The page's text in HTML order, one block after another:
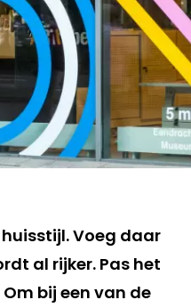
Voeg daar
al rijker. Pas het
bij een van de